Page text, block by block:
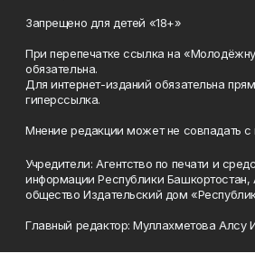
Запрещено для детей «18+»
При перепечатке ссылка на
обязательна.
Для интернет-изданий обязательна
гиперссылка.
Мнение редакции может не совпадать
Учредители: Агентство по печати и
информации Республики Башкортостан,
общество Издательский дом
Главный редактор: Муллахметова Алсу